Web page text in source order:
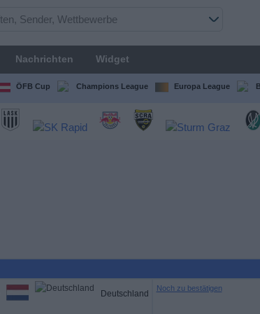
Nachrichten Widget
ÖFB Cup Champions League Europa League
Deutschland
Noch zu bestätigen